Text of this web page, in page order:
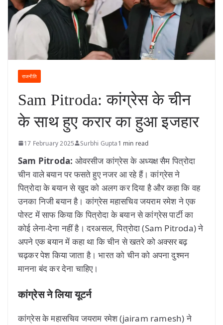
राजनीति
Sam Pitroda: कांग्रेस के चीन
के साथ हुए करार का हुआ इजहार
17 February 2025 Surbhi Gupta1 min read
Sam Pitroda: ओवरसीज कांग्रेस के अध्यक्ष सैम पित्रोदा
चीन वाले बयान पर फसते हुए नजर आ रहे हैं। कांग्रेस ने
पित्रोदा के बयान से खुद को अलग कर दिया है और कहा कि वह
उनका निजी बयान है। कांग्रेस महासचिव जयराम रमेश ने एक
पोस्ट में साफ किया कि पित्रोदा के बयान से कांग्रेस पार्टी का
कोई लेना-देना नहीं है। दरअसल, पित्रोदा (Sam Pitroda) ने
अपने एक बयान में कहा था कि चीन से खतरे को अक्सर बढ़
चढ़कर पेश किया जाता है। भारत को चीन को अपना दुश्मन
मानना बंद कर देना चाहिए।
कांग्रेस ने लिया यूटर्न
कांग्रेस के महासचिव जयराम रमेश (jairam ramesh) ने